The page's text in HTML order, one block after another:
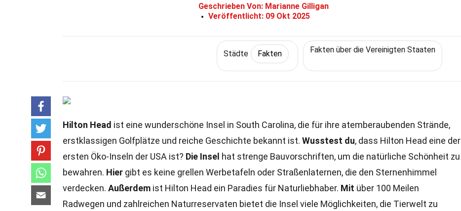
Geschrieben Von: Marianne Gilligan
Veröffentlicht: 09 Okt 2025
Städte Fakten Fakten über die Vereinigten Staaten
Hilton Head ist eine wunderschöne Insel in South Carolina, die für ihre atemberaubenden Strände,
erstklassigen Golfplätze und reiche Geschichte bekannt ist. Wusstest du, dass Hilton Head eine der
ersten Öko-Inseln der USA ist? Die Insel hat strenge Bauvorschriften, um die natürliche Schönheit zu
bewahren. Hier gibt es keine grellen Werbetafeln oder Straßenlaternen, die den Sternenhimmel
verdecken. Außerdem ist Hilton Head ein Paradies für Naturliebhaber. Mit über 100 Meilen
Radwegen und zahlreichen Naturreservaten bietet die Insel viele Möglichkeiten, die Tierwelt zu